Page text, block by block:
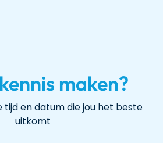
maken?
tijd en datum die jou het beste
uitkomt